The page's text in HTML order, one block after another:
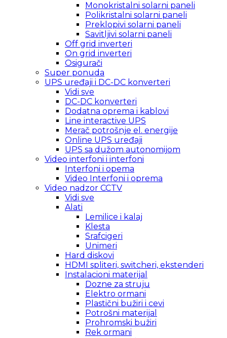
Monokristalni solarni paneli
Polikristalni solarni paneli
Preklopivi solarni paneli
Savitljivi solarni paneli
Off grid inverteri
On grid inverteri
Osigurači
Super ponuda
UPS uređaji i DC-DC konverteri
Vidi sve
DC-DC konverteri
Dodatna oprema i kablovi
Line interactive UPS
Merač potrošnje el. energije
Online UPS uređaji
UPS sa dužom autonomijom
Video interfoni i interfoni
Interfoni i opema
Video Interfoni i oprema
Video nadzor CCTV
Vidi sve
Alati
Lemilice i kalaj
Klesta
Srafcigeri
Unimeri
Hard diskovi
HDMI spliteri, switcheri, ekstenderi
Instalacioni materijal
Dozne za struju
Elektro ormani
Plastični bužiri i cevi
Potrošni materijal
Prohromski bužiri
Rek ormani